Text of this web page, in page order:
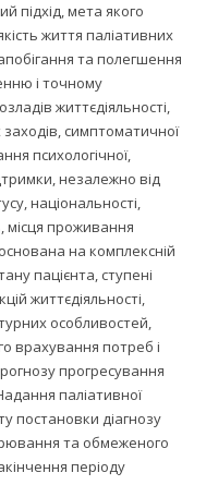
підхід, мета якого
життя паліативних
та полегшення
і точному
життєдіяльності,
симптоматичної
психологічної,
незалежно від
національності,
місця проживання
на комплексній
пацієнта, ступені
життєдіяльності,
особливостей,
врахування потреб і
прогресування
паліативної
постановки діагнозу
та обмеженого
періоду